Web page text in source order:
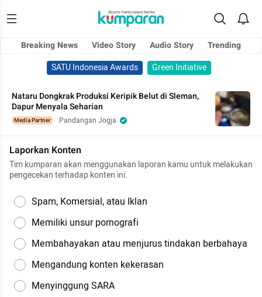
Breaking News Video Story Audio Story
Trending
SATU Indonesia Awards
Green Initiative
Nataru Dongkrak Produksi Keripik Belut di Sleman,
Dapur Menyala Seharian
Media Partner Pandangan Jogja
Laporkan Konten
Tim kumparan akan menggunakan laporan kamu untuk melakukan
pengecekan terhadap konten ini.
Spam, Komersial, atau Iklan
Memiliki unsur pornografi
Membahayakan atau menjurus tindakan berbahaya
Mengandung konten kekerasan
Menyinggung SARA